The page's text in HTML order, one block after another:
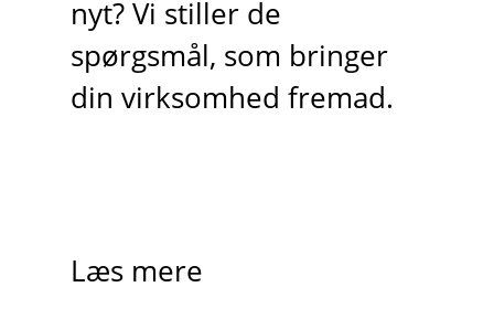
nyt? Vi stiller de
spørgsmål, som bringer
din virksomhed fremad.
Læs mere